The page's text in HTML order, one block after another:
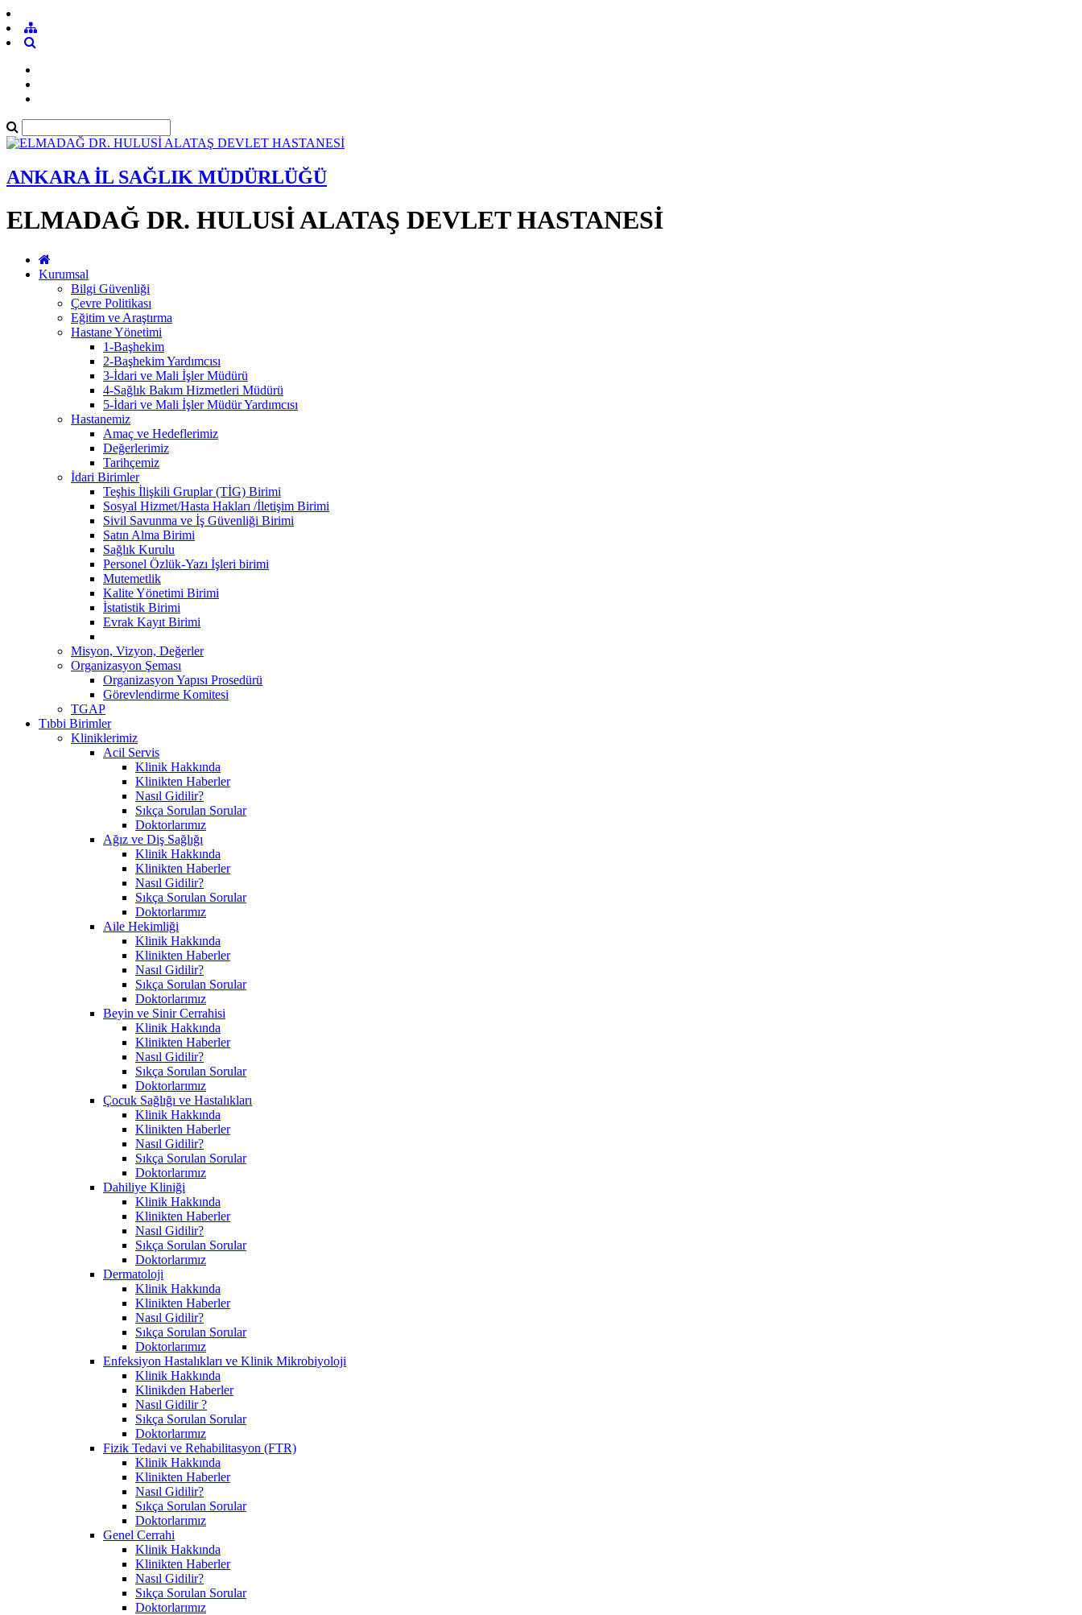
ANKARA İL SAĞLIK MÜDÜRLÜĞÜ
ELMADAĞ DR. HULUSİ ALATAŞ DEVLET HASTANESİ
Kurumsal
Bilgi Güvenliği
Çevre Politikası
Eğitim ve Araştırma
Hastane Yönetimi
1-Başhekim
2-Başhekim Yardımcısı
3-İdari ve Mali İşler Müdürü
4-Sağlık Bakım Hizmetleri Müdürü
5-İdari ve Mali İşler Müdür Yardımcısı
Hastanemiz
Amaç ve Hedeflerimiz
Değerlerimiz
Tarihçemiz
İdari Birimler
Teşhis İlişkili Gruplar (TİG) Birimi
Sosyal Hizmet/Hasta Hakları /İletişim Birimi
Sivil Savunma ve İş Güvenliği Birimi
Satın Alma Birimi
Sağlık Kurulu
Personel Özlük-Yazı İşleri birimi
Mutemetlik
Kalite Yönetimi Birimi
İstatistik Birimi
Evrak Kayıt Birimi
Misyon, Vizyon, Değerler
Organizasyon Şeması
Organizasyon Yapısı Prosedürü
Görevlendirme Komitesi
TGAP
Tıbbi Birimler
Kliniklerimiz
Acil Servis
Klinik Hakkında
Klinikten Haberler
Nasıl Gidilir?
Sıkça Sorulan Sorular
Doktorlarımız
Ağız ve Diş Sağlığı
Klinik Hakkında
Klinikten Haberler
Nasıl Gidilir?
Sıkça Sorulan Sorular
Doktorlarımız
Aile Hekimliği
Klinik Hakkında
Klinikten Haberler
Nasıl Gidilir?
Sıkça Sorulan Sorular
Doktorlarımız
Beyin ve Sinir Cerrahisi
Klinik Hakkında
Klinikten Haberler
Nasıl Gidilir?
Sıkça Sorulan Sorular
Doktorlarımız
Çocuk Sağlığı ve Hastalıkları
Klinik Hakkında
Klinikten Haberler
Nasıl Gidilir?
Sıkça Sorulan Sorular
Doktorlarımız
Dahiliye Kliniği
Klinik Hakkında
Klinikten Haberler
Nasıl Gidilir?
Sıkça Sorulan Sorular
Doktorlarımız
Dermatoloji
Klinik Hakkında
Klinikten Haberler
Nasıl Gidilir?
Sıkça Sorulan Sorular
Doktorlarımız
Enfeksiyon Hastalıkları ve Klinik Mikrobiyoloji
Klinik Hakkında
Klinikden Haberler
Nasıl Gidilir ?
Sıkça Sorulan Sorular
Doktorlarımız
Fizik Tedavi ve Rehabilitasyon (FTR)
Klinik Hakkında
Klinikten Haberler
Nasıl Gidilir?
Sıkça Sorulan Sorular
Doktorlarımız
Genel Cerrahi
Klinik Hakkında
Klinikten Haberler
Nasıl Gidilir?
Sıkça Sorulan Sorular
Doktorlarımız